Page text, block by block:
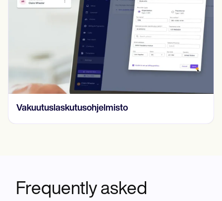
HIPAA-yhteensopivat verkkolomakkeet
Frequently asked